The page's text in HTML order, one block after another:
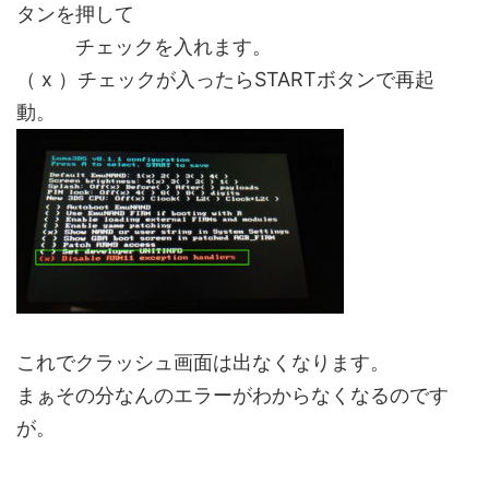
タンを押して
チェックを入れます。
（ x ）チェックが入ったらSTARTボタンで再起
動。
これでクラッシュ画面は出なくなります。
まぁその分なんのエラーがわからなくなるのです
が。